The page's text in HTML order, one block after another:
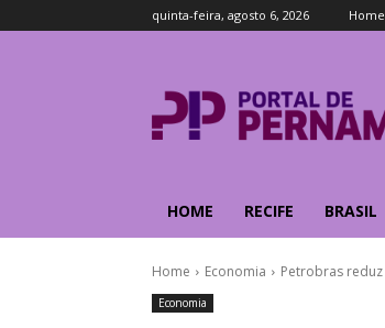
quinta-feira, agosto 6, 2026 Home
HOME RECIFE BRASIL
Home Economia Petrobras
Economia